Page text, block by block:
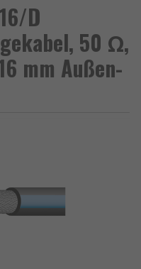
D
50 Ω,
mm Außen-